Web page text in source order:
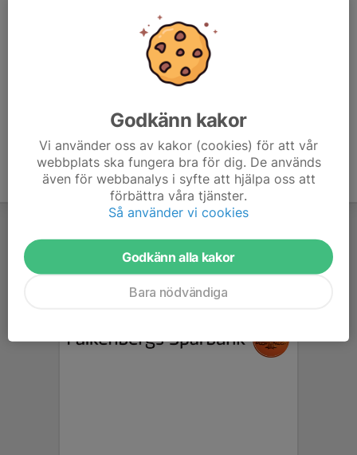
Godkänn kakor
Vi använder oss av kakor (cookies) för att vår
webbplats ska fungera bra för dig. De används
även för webbanalys i syfte att hjälpa oss att
förbättra våra tjänster.
Så använder vi cookies
Godkänn alla kakor
Bara nödvändiga